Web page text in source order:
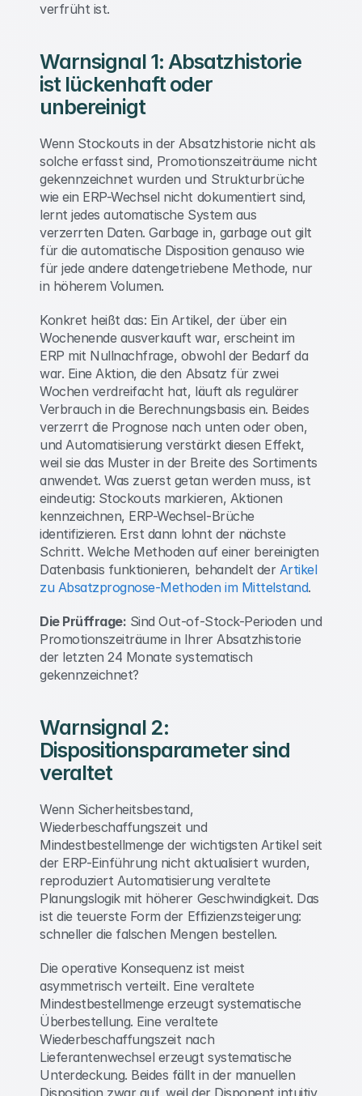
verfrüht ist.
Warnsignal 1: Absatzhistorie
ist lückenhaft oder
unbereinigt
Wenn Stockouts in der Absatzhistorie nicht als
solche erfasst sind, Promotionszeiträume nicht
gekennzeichnet wurden und Strukturbrüche
wie ein ERP-Wechsel nicht dokumentiert sind,
lernt jedes automatische System aus
verzerrten Daten. Garbage in, garbage out gilt
für die automatische Disposition genauso wie
für jede andere datengetriebene Methode, nur
in höherem Volumen.
Konkret heißt das: Ein Artikel, der über ein
Wochenende ausverkauft war, erscheint im
ERP mit Nullnachfrage, obwohl der Bedarf da
war. Eine Aktion, die den Absatz für zwei
Wochen verdreifacht hat, läuft als regulärer
Verbrauch in die Berechnungsbasis ein. Beides
verzerrt die Prognose nach unten oder oben,
und Automatisierung verstärkt diesen Effekt,
weil sie das Muster in der Breite des Sortiments
anwendet. Was zuerst getan werden muss, ist
eindeutig: Stockouts markieren, Aktionen
kennzeichnen, ERP-Wechsel-Brüche
identifizieren. Erst dann lohnt der nächste
Schritt. Welche Methoden auf einer bereinigten
Datenbasis funktionieren, behandelt der Artikel
zu Absatzprognose-Methoden im Mittelstand.
Die Prüffrage: Sind Out-of-Stock-Perioden und
Promotionszeiträume in Ihrer Absatzhistorie
der letzten 24 Monate systematisch
gekennzeichnet?
Warnsignal 2:
Dispositionsparameter sind
veraltet
Wenn Sicherheitsbestand,
Wiederbeschaffungszeit und
Mindestbestellmenge der wichtigsten Artikel seit
der ERP-Einführung nicht aktualisiert wurden,
reproduziert Automatisierung veraltete
Planungslogik mit höherer Geschwindigkeit. Das
ist die teuerste Form der Effizienzsteigerung:
schneller die falschen Mengen bestellen.
Die operative Konsequenz ist meist
asymmetrisch verteilt. Eine veraltete
Mindestbestellmenge erzeugt systematische
Überbestellung. Eine veraltete
Wiederbeschaffungszeit nach
Lieferantenwechsel erzeugt systematische
Unterdeckung. Beides fällt in der manuellen
Disposition zwar auf, weil der Disponent intuitiv